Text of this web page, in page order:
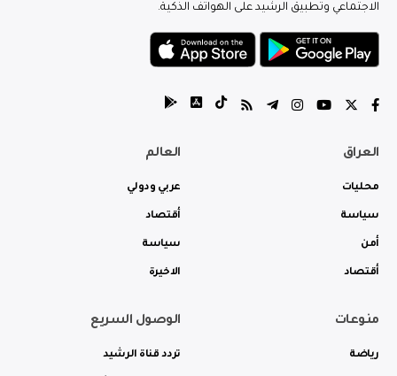
الاجتماعي وتطبيق الرشيد على الهواتف الذكية.
العراق
محليات
سياسة
أمن
أقتصاد
العالم
عربي ودولي
أقتصاد
سياسة
الاخيرة
منوعات
رياضة
الوصول السريع
تردد قناة الرشيد